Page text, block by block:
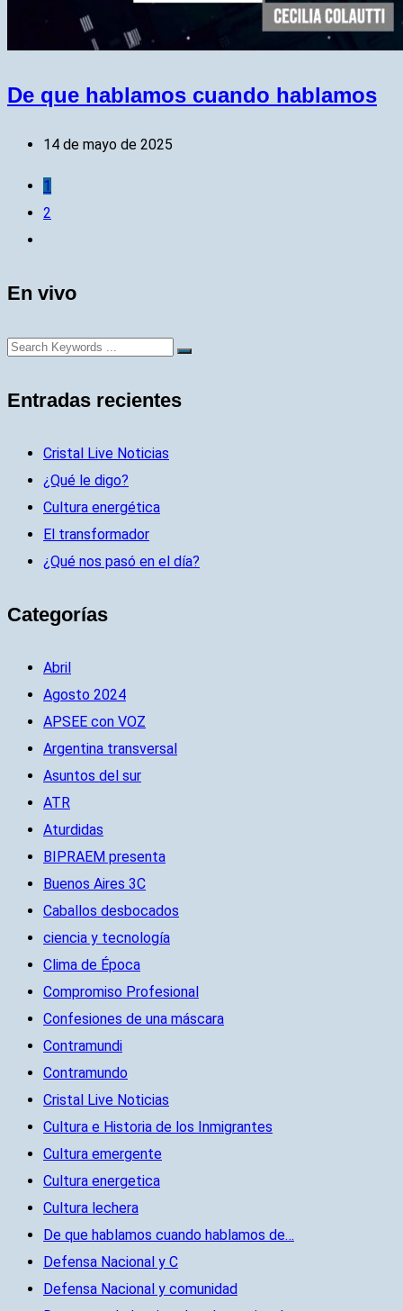
De que hablamos cuando hablamos
14 de mayo de 2025
1
2
En vivo
Entradas recientes
Cristal Live Noticias
¿Qué le digo?
Cultura energética
El transformador
¿Qué nos pasó en el día?
Categorías
Abril
Agosto 2024
APSEE con VOZ
Argentina transversal
Asuntos del sur
ATR
Aturdidas
BIPRAEM presenta
Buenos Aires 3C
Caballos desbocados
ciencia y tecnología
Clima de Época
Compromiso Profesional
Confesiones de una máscara
Contramundi
Contramundo
Cristal Live Noticias
Cultura e Historia de los Inmigrantes
Cultura emergente
Cultura energetica
Cultura lechera
De que hablamos cuando hablamos de…
Defensa Nacional y C
Defensa Nacional y comunidad